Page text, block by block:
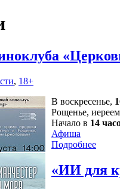
, 18+
В воскресенье,
Рощенье,
Начало в 14
Афиша
Подробнее
«ИИ для